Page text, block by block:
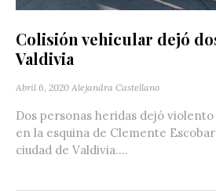
Colisión vehicular dejó
Valdivia
Abril 6, 2020 Alejandra Castellano
Dos personas heridas dejó
en la esquina de Clemente
ciudad de Valdivia....